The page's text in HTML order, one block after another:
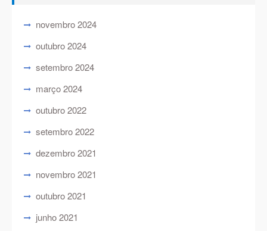
novembro 2024
outubro 2024
setembro 2024
março 2024
outubro 2022
setembro 2022
dezembro 2021
novembro 2021
outubro 2021
junho 2021